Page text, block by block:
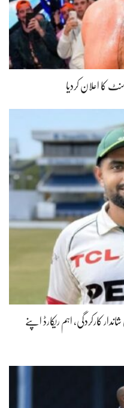
کا اعلان کردیا
کارکردگی، اہم ریکارڈ اپنے